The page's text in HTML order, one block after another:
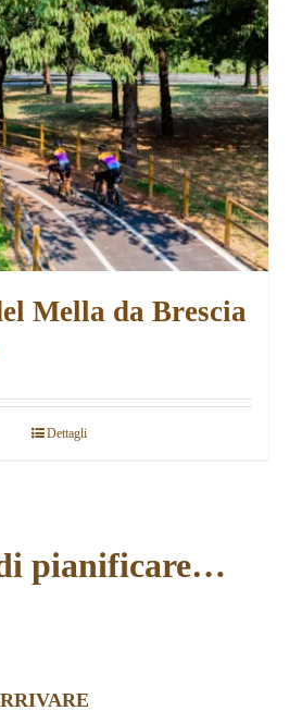
Mella da Brescia
Dettagli
pianificare…